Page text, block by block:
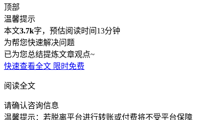
顶部
温馨提示
本文3.7k字，预估阅读时间13分钟
为帮您快速解决问题
已为您总结提炼文章观点~
快速查看全文 限时免费
阅读全文
请确认咨询信息
温馨提示：若脱离平台进行转账或付费将不受平台保障